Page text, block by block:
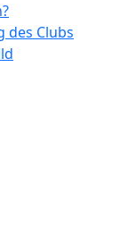
des Clubs